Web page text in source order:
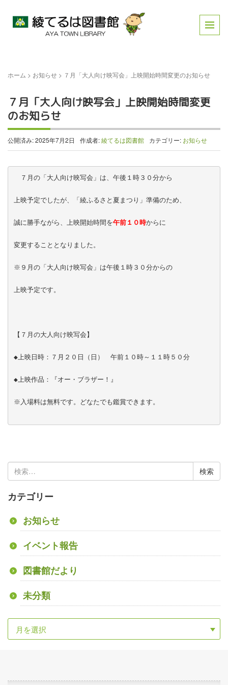
ホーム > お知らせ > ７月「大人向け映写会」上映開始時間変更のお知らせ
７月「大人向け映写会」上映開始時間変更
のお知らせ
公開済み: 2025年7月2日 作成者:綾てるは図書館 カテゴリー: お知らせ
７月の「大人向け映写会」は、午後１時３０分から
上映予定でしたが、「綾ふるさと夏まつり」準備のため、
誠に勝手ながら、上映開始時間を午前１０時からに
変更することとなりました。
※９月の「大人向け映写会」は午後１時３０分からの
上映予定です。
【７月の大人向け映写会】
◆上映日時：７月２０日（日）　午前１０時～１１時５０分
◆上映作品：『オー・ブラザー！』
※入場料は無料です。どなたでも鑑賞できます。
検
索:
カテゴリー
お知らせ
イベント報告
図書館だより
未分類